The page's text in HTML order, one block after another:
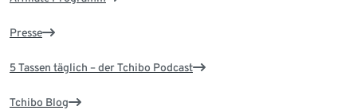
Presse
5 Tassen täglich – der Tchibo Podcast
Tchibo Blog